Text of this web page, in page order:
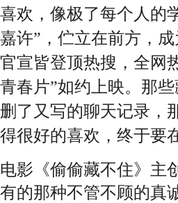
喜欢，像极了每个人的
嘉许”，伫立在前方，
官宣皆登顶热搜，全网
青春片”如约上映。那
删了又写的聊天记录，
得很好的喜欢，终于要
电影《偷偷藏不住》主
有的那种不管不顾的真